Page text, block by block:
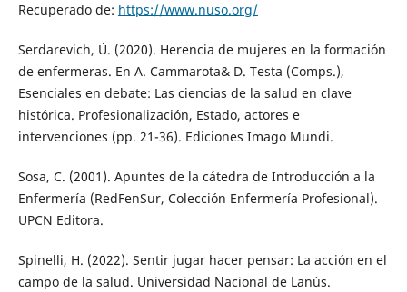
Recuperado de: https://www.nuso.org/
Serdarevich, Ú. (2020). Herencia de mujeres en la formación
de enfermeras. En A. Cammarota& D. Testa (Comps.),
Esenciales en debate: Las ciencias de la salud en clave
histórica. Profesionalización, Estado, actores e
intervenciones (pp. 21-36). Ediciones Imago Mundi.
Sosa, C. (2001). Apuntes de la cátedra de Introducción a la
Enfermería (RedFenSur, Colección Enfermería Profesional).
UPCN Editora.
Spinelli, H. (2022). Sentir jugar hacer pensar: La acción en el
campo de la salud. Universidad Nacional de Lanús.